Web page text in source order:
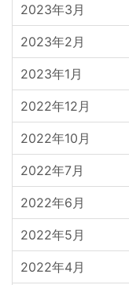
2023年3月
2023年2月
2023年1月
2022年12月
2022年10月
2022年7月
2022年6月
2022年5月
2022年4月